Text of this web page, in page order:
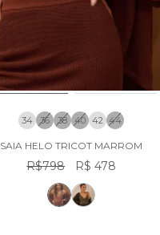
34 36 38 40 42 44
SAIA HELO TRICOT MARROM
R$798 R$ 478